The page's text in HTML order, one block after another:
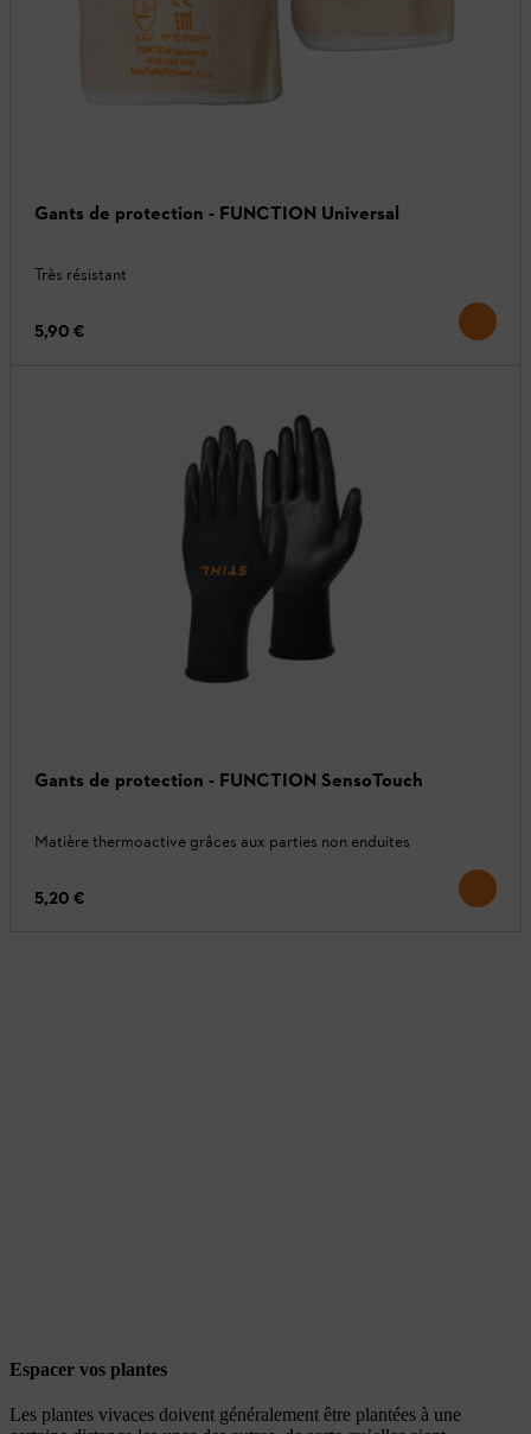
Gants de protection - FUNCTION Universal
Très résistant
5,90 €
Gants de protection - FUNCTION SensoTouch
Matière thermoactive grâces aux parties non enduites
5,20 €
Espacer vos plantes
Les plantes vivaces doivent généralement être plantées à une